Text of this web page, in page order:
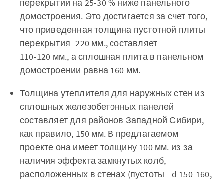
перекрытий на 25-30 % ниже панельного
домостроения. Это достигается за счет того,
что приведенная толщина пустотной плиты
перекрытия -220 мм., составляет
110-120 мм., а сплошная плита в панельном
домостроении равна 160 мм.
Толщина утеплителя для наружных стен из
сплошных железобетонных панелей
составляет для районов Западной Сибири,
как правило, 150 мм. В предлагаемом
проекте она имеет толщину 100 мм. из-за
наличия эффекта замкнутых колб,
расположенных в стенах (пустоты - d 150-160,